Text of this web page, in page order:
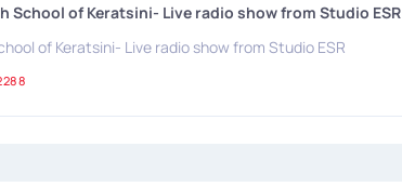
School of Keratsini- Live radio show from Studio ESR
of Keratsini- Live radio show from Studio ESR